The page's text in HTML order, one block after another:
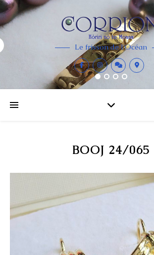
Le frisson de l'Océan
BOOJ 24/065